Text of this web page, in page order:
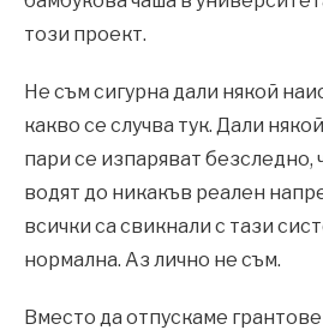
този проект.
Не съм сигурна дали някой
какво се случва тук. Дали
пари се изпаряват безследно,
водят до никакъв реален
всички са свикнали с тази
нормална. Аз лично не съм.
Вместо да отпускаме грантове